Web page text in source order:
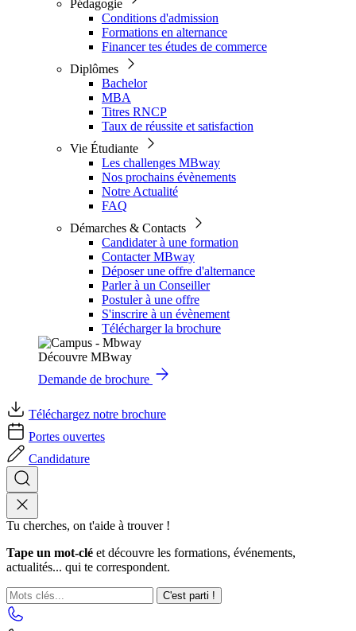
Pédagogie
Conditions d'admission
Formations en alternance
Financer tes études de commerce
Diplômes
Bachelor
MBA
Titres RNCP
Taux de réussite et satisfaction
Vie Étudiante
Les challenges MBway
Nos prochains évènements
Notre Actualité
FAQ
Démarches & Contacts
Candidater à une formation
Contacter MBway
Déposer une offre d'alternance
Parler à un Conseiller
Postuler à une offre
S'inscrire à un évènement
Télécharger la brochure
Découvre MBway
Demande de brochure
Téléchargez notre brochure
Portes ouvertes
Candidature
Tu cherches, on t'aide à trouver !
Tape un mot-clé et découvre les formations, événements,
actualités... qui te correspondent.
C'est parti !